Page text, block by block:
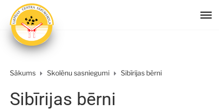
Sākums Skolēnu sasniegumi Sibīrijas bērni
Sibīrijas bērni